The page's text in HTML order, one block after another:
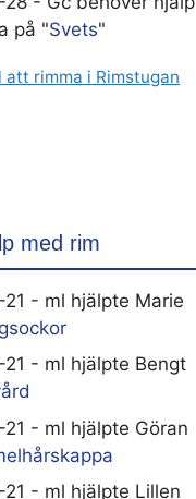
på "Svets"
att rimma i Rimstugan
med rim
- ml hjälpte Marie
- ml hjälpte Bengt
- ml hjälpte Göran
- ml hjälpte Lillen